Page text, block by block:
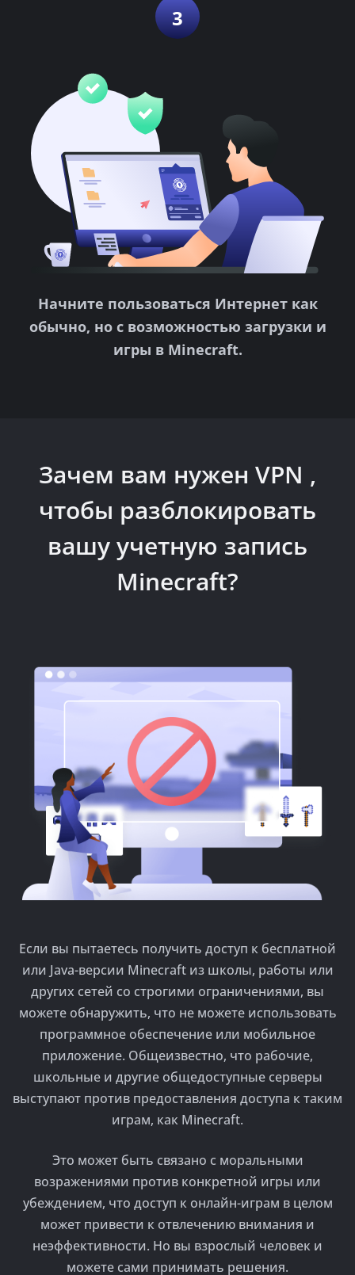
3
Начните пользоваться Интернет как
обычно, но с возможностью загрузки и
игры в Minecraft.
Зачем вам нужен VPN ,
чтобы разблокировать
вашу учетную запись
Minecraft?
Если вы пытаетесь получить доступ к бесплатной
или Java-версии Minecraft из школы, работы или
других сетей со строгими ограничениями, вы
можете обнаружить, что не можете использовать
программное обеспечение или мобильное
приложение. Общеизвестно, что рабочие,
школьные и другие общедоступные серверы
выступают против предоставления доступа к таким
играм, как Minecraft.
Это может быть связано с моральными
возражениями против конкретной игры или
убеждением, что доступ к онлайн-играм в целом
может привести к отвлечению внимания и
неэффективности. Но вы взрослый человек и
можете сами принимать решения.